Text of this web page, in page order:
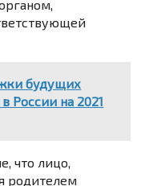
будущих
России на 2021
что лицо,
родителем